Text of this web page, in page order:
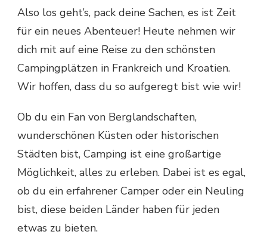
Also los geht’s, pack deine Sachen, es ist Zeit
für ein neues Abenteuer! Heute nehmen wir
dich mit auf eine Reise zu den schönsten
Campingplätzen in Frankreich und Kroatien.
Wir hoffen, dass du so aufgeregt bist wie wir!
Ob du ein Fan von Berglandschaften,
wunderschönen Küsten oder historischen
Städten bist, Camping ist eine großartige
Möglichkeit, alles zu erleben. Dabei ist es egal,
ob du ein erfahrener Camper oder ein Neuling
bist, diese beiden Länder haben für jeden
etwas zu bieten.